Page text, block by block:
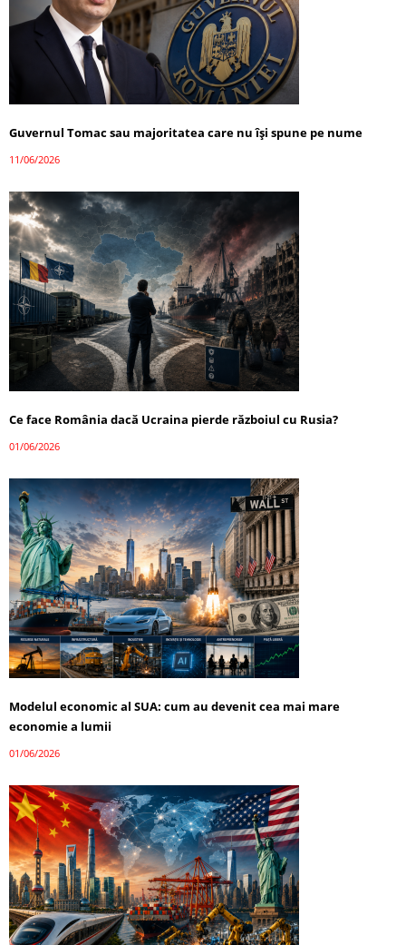
Guvernul Tomac sau majoritatea care nu își spune pe nume
11/06/2026
Ce face România dacă Ucraina pierde războiul cu Rusia?
01/06/2026
Modelul economic al SUA: cum au devenit cea mai mare
economie a lumii
01/06/2026